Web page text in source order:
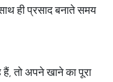
ही प्रसाद बनाते समय
तो अपने खाने का पूरा